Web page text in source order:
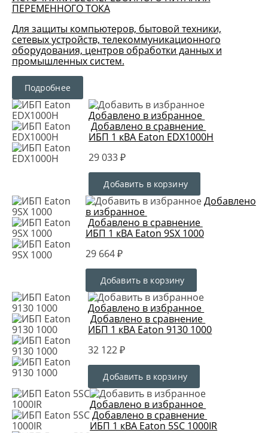
ПЕРЕМЕННОГО ТОКА
Для защиты компьютеров, бытовой техники,
сетевых устройств, телекоммуникационного
оборудования, центров обработки данных и
промышленных систем.
Подробнее
Добавлено в избранное
Добавлено в сравнение
ИБП 1 кВА Eaton EDX1000H
29 033 ₽
Добавить в корзину
Добавлено
в избранное
Добавлено в сравнение
ИБП 1 кВА Eaton 9SX 1000
29 664 ₽
Добавить в корзину
Добавлено в избранное
Добавлено в сравнение
ИБП 1 кВА Eaton 9130 1000
32 122 ₽
Добавить в корзину
Добавлено в избранное
Добавлено в сравнение
ИБП 1 кВА Eaton 5SC 1000IR